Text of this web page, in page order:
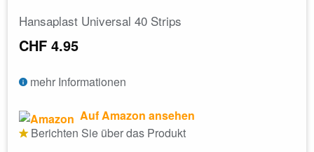
Hansaplast Universal 40 Strips
CHF 4.95
mehr Informationen
Auf Amazon ansehen
Berichten Sie über das Produkt